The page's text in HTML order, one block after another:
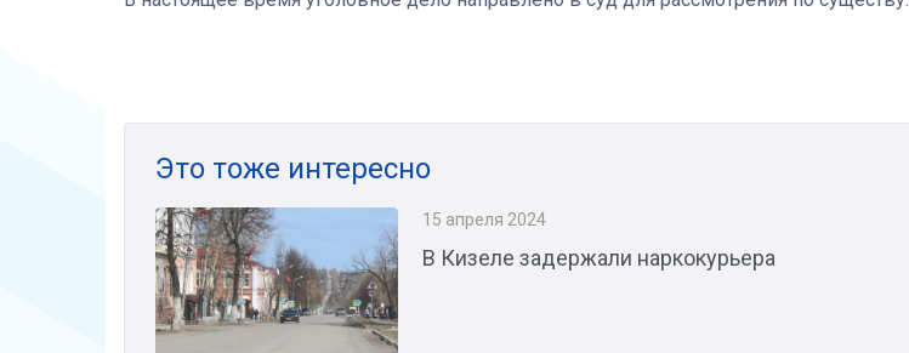
Это тоже интересно
15 апреля 2024
В Кизеле задержали наркокурьера